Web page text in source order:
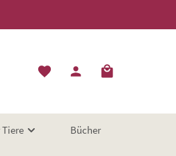
Tiere Bücher